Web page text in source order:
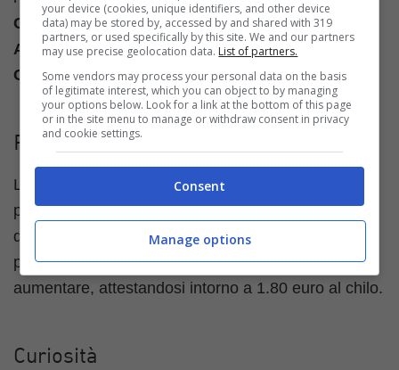
Cipollotto Nocerino (DOP), lacipolla rossa di
Acquaviva delle Fontie lacipolla rossa di
Certaldo.
Prezzo
Le cipolle sono piuttosto economiche, anche se il
prezzo tende a variare in base alla varietà: un chilo
di cipolle bianche costano circa 1.60 euro
per un chilo di cipolle rosse il prezzo tende ad
aumentare, attestandosi intorno a 1.80 euro al chilo.
Curiosità
your device (cookies, unique identifiers, and other device
data) may be stored by, accessed by and shared with 319
partners, or used specifically by this site. We and our partners
may use precise geolocation data. List of partners.
Some vendors may process your personal data on the basis
of legitimate interest, which you can object to by managing
your options below. Look for a link at the bottom of this page
or in the site menu to manage or withdraw consent in privacy
and cookie settings.
Consent
Manage options